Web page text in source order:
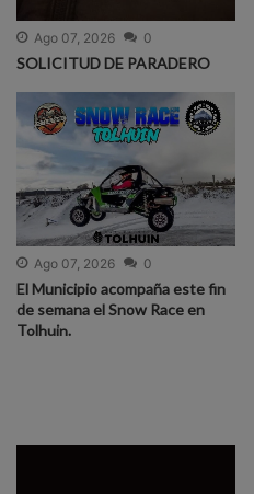
Ago 07, 2026 0
SOLICITUD DE PARADERO
Ago 07, 2026 0
El Municipio acompaña este fin
de semana el Snow Race en
Tolhuin.